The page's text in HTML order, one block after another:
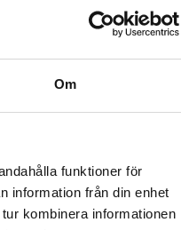
Om
funktioner för
information från din enhet
kombinera informationen